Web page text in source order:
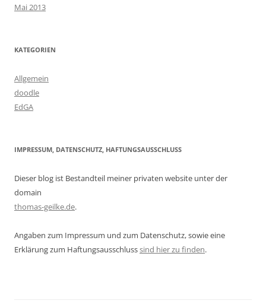
Mai 2013
KATEGORIEN
Allgemein
doodle
EdGA
IMPRESSUM, DATENSCHUTZ, HAFTUNGSAUSSCHLUSS
Dieser blog ist Bestandteil meiner privaten website unter der
domain
thomas-geilke.de.
Angaben zum Impressum und zum Datenschutz, sowie eine
Erklärung zum Haftungsausschlusssind hier zu finden.